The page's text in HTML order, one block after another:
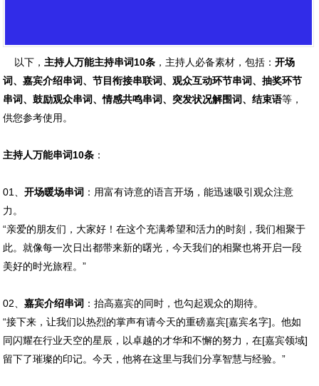
以下， 主持人万能主持串词10条 ，主持人必备素材，包括：开场
词、嘉宾介绍串词、节目衔接串联词、观众互动环节串词、抽奖环节
串词、鼓励观众串词、情感共鸣串词、突发状况解围词、结束语等，
供您参考使用。
主持人万能串词10条 ：
01、开场暖场串词 ：用富有诗意的语言开场，能迅速吸引观众注意
力。
“亲爱的朋友们，大家好！在这个充满希望和活力的时刻，我们相聚于
此。就像每一次日出都带来新的曙光，今天我们的相聚也将开启一段
美好的时光旅程。”
02、嘉宾介绍串词 ：抬高嘉宾的同时，也勾起观众的期待。
“接下来，让我们以热烈的掌声有请今天的重磅嘉宾[嘉宾名字]。他如
同闪耀在行业天空的星辰，以卓越的才华和不懈的努力，在[嘉宾领域]
留下了璀璨的印记。今天，他将在这里与我们分享智慧与经验。”